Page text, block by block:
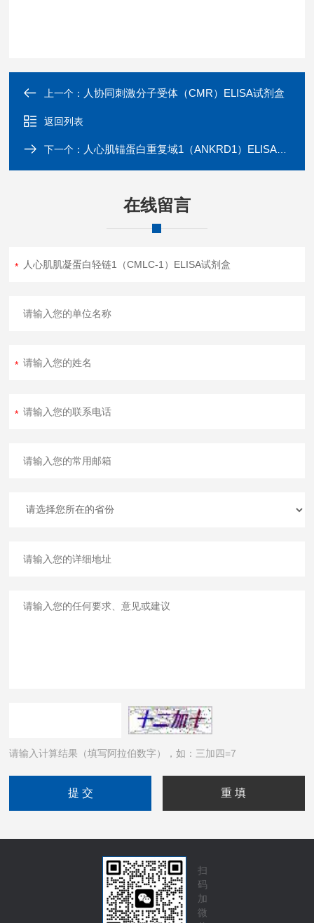
上一个： 人协同刺激分子受体（CMR）ELISA试剂盒
返回列表
下一个： 人心肌锚蛋白重复域1（ANKRD1）ELISA试剂盒
在线留言
请输入计算结果（填写阿拉伯数字），如：三加四=7
扫
码
加
微